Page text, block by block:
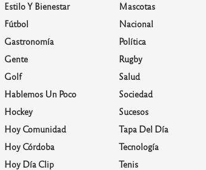
Estilo Y Bienestar
Fútbol
Gastronomía
Gente
Golf
Hablemos Un Poco
Hockey
Hoy Comunidad
Hoy Córdoba
Hoy Día Clip
Mascotas
Nacional
Política
Rugby
Salud
Sociedad
Sucesos
Tapa Del Día
Tecnología
Tenis